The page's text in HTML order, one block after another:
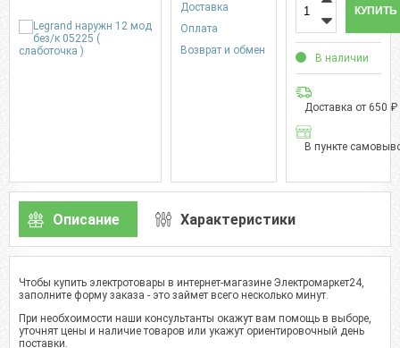
Доставка
Оплата
Возврат и обмен
КУПИТЬ
В наличии
Доставка от 650 ₽
В пункте
Описание Характеристики
Чтобы купить электротовары в интернет-магазине Электромаркет24,
заполните форму заказа - это займет всего несколько минут.
При необхоимости наши консультанты окажут вам помощь в выборе,
уточнят цены и наличие товаров или укажут ориентировочный день
поставки.